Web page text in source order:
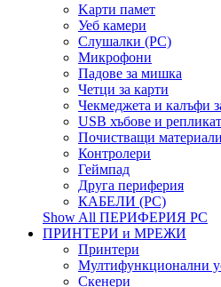
Kарти памет
Уеб камери
Слушалки (PC)
Микрофони
Падове за мишка
Четци за карти
Чекмеджета и калъфи
USB хъбове и
Почистващи материали
Контролери
Геймпад
Друга периферия
КАБЕЛИ (PC)
Show All ПЕРИФЕРИЯ PC
ПРИНТЕРИ и МРЕЖИ
Принтери
Мултифункционални
Скенери